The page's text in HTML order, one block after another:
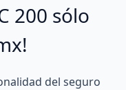
200 sólo
del seguro